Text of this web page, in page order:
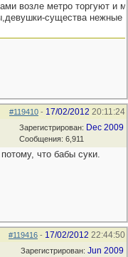
возле метро торгуют и
существа нежные
#119410 - 17/02/2012 20:11:24
Зарегистрирован: Dec 2009
Сообщения: 6,911
что бабы суки.
#119416 - 17/02/2012 22:44:50
Зарегистрирован: Jun 2009